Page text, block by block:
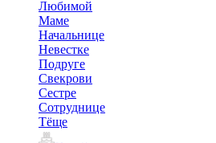
Любимой
Маме
Начальнице
Невестке
Подруге
Свекрови
Сестре
Сотруднице
Тёще